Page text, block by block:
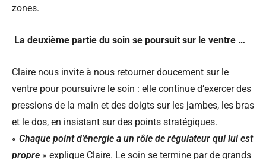
zones.
La deuxième partie du soin se poursuit sur le ventre …
Claire nous invite à nous retourner doucement sur le
ventre pour poursuivre le soin : elle continue d’exercer des
pressions de la main et des doigts sur les jambes, les bras
et le dos, en insistant sur des points stratégiques.
« Chaque point d’énergie a un rôle de régulateur qui lui est
propre » explique Claire. Le soin se termine par de grands